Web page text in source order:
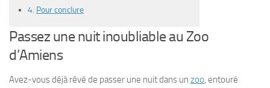
Pour conclure
Passez une nuit inoubliable au Zoo
d’Amiens
Avez-vous déjà rêvé de passer une nuit dans un zoo, entouré